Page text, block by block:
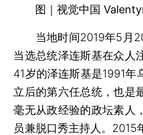
图｜视觉中国
当地时间2019年5月20
当选总统泽连斯基在众人
41岁的泽连斯基是1991年
立后的第六任总统，也是
毫无从政经验的政坛素人
员兼脱口秀主持人。2015